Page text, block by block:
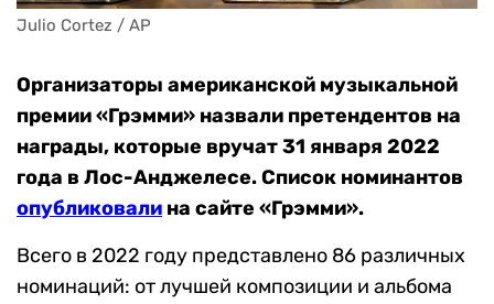
Julio Cortez / AP
Организаторы американской музыкальной
премии «Грэмми» назвали претендентов на
награды, которые вручат 31 января 2022
года в Лос-Анджелесе. Список номинантов
опубликовали на сайте «Грэмми».
Всего в 2022 году представлено 86 различных
номинаций: от лучшей композиции и альбома